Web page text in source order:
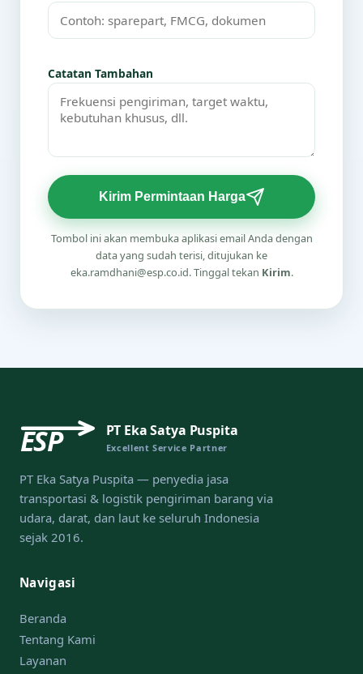
Catatan Tambahan
Kirim Permintaan Harga
Tombol ini akan membuka aplikasi email Anda dengan
data yang sudah terisi, ditujukan ke
eka.ramdhani@esp.co.id. Tinggal tekan Kirim.
ESP PT Eka Satya Puspita
Excellent Service Partner
PT Eka Satya Puspita — penyedia jasa
transportasi & logistik pengiriman barang via
udara, darat, dan laut ke seluruh Indonesia
sejak 2016.
Navigasi
Beranda
Tentang Kami
Layanan